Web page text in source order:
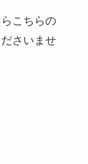
こちらの
さいませ